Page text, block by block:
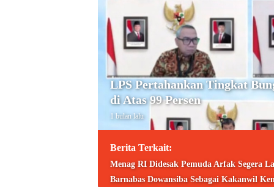
LPS Pertahankan Tingkat
di Atas 99 Persen
1 bulan lalu
Berita Terkait:
Menag RI Didesak Pemuda Arfak Segera
Barnabas Dowansiba Sebagai Kakanwil